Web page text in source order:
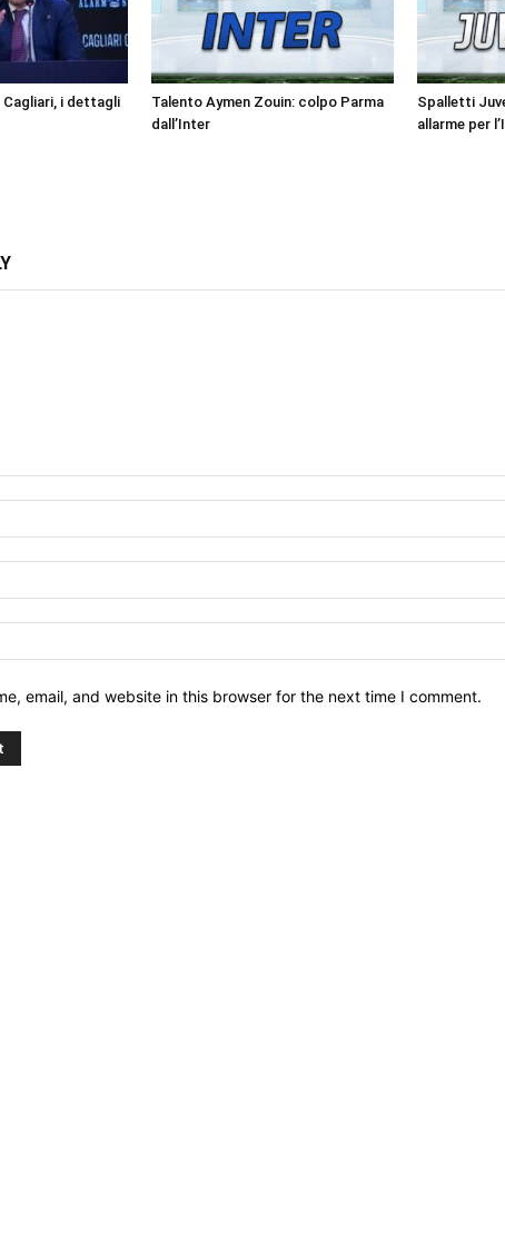
i dettagli
Talento Aymen Zouin: colpo Parma
dall’Inter
Spalletti
allarme per
email, and website in this browser for the next time I comment.